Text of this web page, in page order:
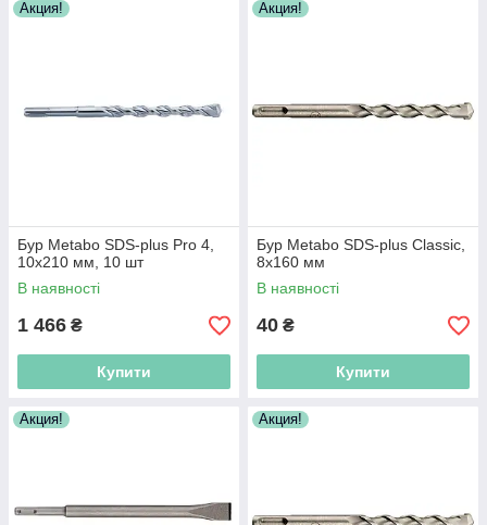
Акция!
Бур Metabo SDS-plus Pro 4,
10х210 мм, 10 шт
В наявності
1 466 ₴
Купити
Акция!
Бур Metabo SDS-plus Classic,
8х160 мм
В наявності
40 ₴
Купити
Акция! Акция!